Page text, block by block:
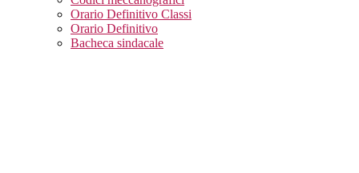
Orario Definitivo Classi
Orario Definitivo
Bacheca sindacale